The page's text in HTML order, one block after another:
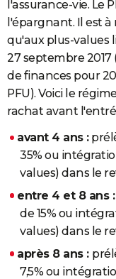
l'assurance-vie. Le
l'épargnant. Il est
qu'aux plus-values
27 septembre
de finances pour
PFU). Voici le
rachat avant
avant 4 ans :
35% ou
values) dans le
entre 4 et 8 ans :
de 15% ou
values) dans le
après 8 ans :
7,5% ou